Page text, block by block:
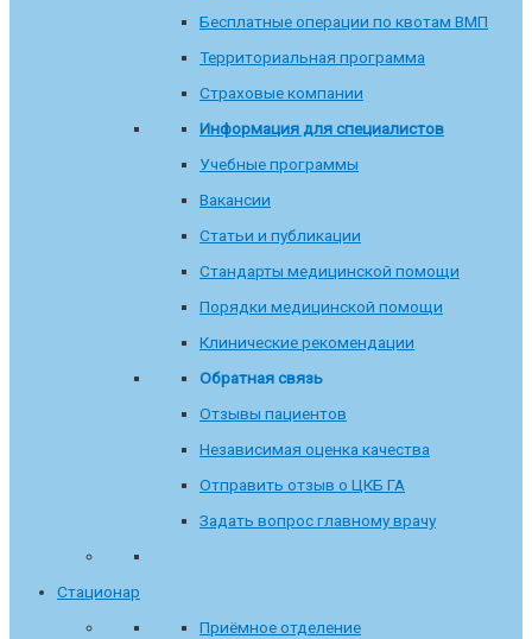
Бесплатные операции по квотам ВМП
Территориальная программа
Страховые компании
Информация для специалистов
Учебные программы
Вакансии
Статьи и публикации
Стандарты медицинской помощи
Порядки медицинской помощи
Клинические рекомендации
Обратная связь
Отзывы пациентов
Независимая оценка качества
Отправить отзыв о ЦКБ ГА
Задать вопрос главному врачу
Стационар
Приёмное отделение